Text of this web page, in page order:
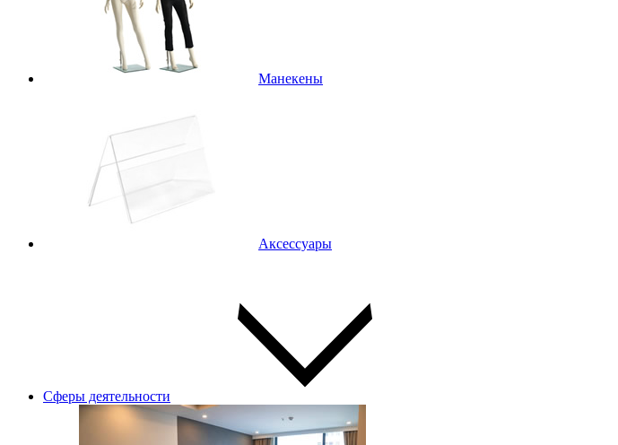
Манекены
Аксессуары
Сферы деятельности